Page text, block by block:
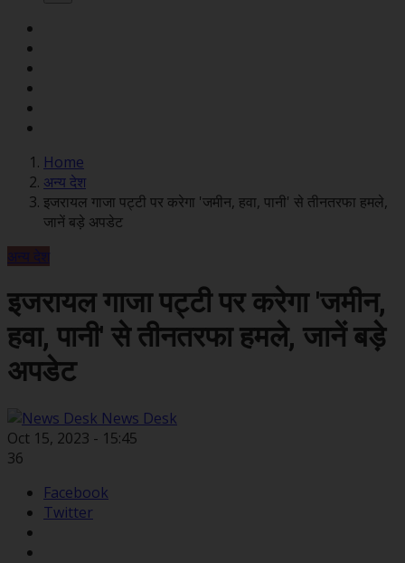
Home
अन्य देश
इजरायल गाजा पट्टी पर करेगा 'जमीन, हवा, पानी' से तीनतरफा हमले,
जानें बड़े अपडेट
अन्य देश
इजरायल गाजा पट्टी पर करेगा 'जमीन,
हवा, पानी' से तीनतरफा हमले, जानें बड़े
अपडेट
News Desk
Oct 15, 2023 - 15:45
36
Facebook
Twitter